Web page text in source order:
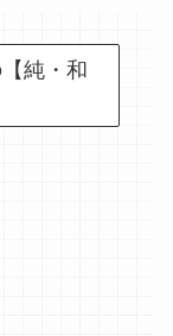
純・和